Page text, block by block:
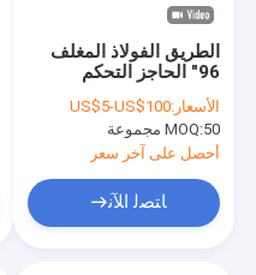
الطريق الفولاذ المغلف
96" الحاجز التحكم
الحشود الوقوف السياج
المعدن الحواجز المرورية
السياج
الأسعار:US$5-US$100
MOQ:50 مجموعة
أحصل على آخر سعر
ﺎﺘﺼﻟ ﺍﻶﻧ